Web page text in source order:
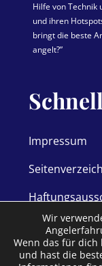
Hilfe von Technik
und ihren
bringt die beste
angelt?”
Impressum
Datenschutz
Allgemeine
Wir
Wenn das für dich
und hast die